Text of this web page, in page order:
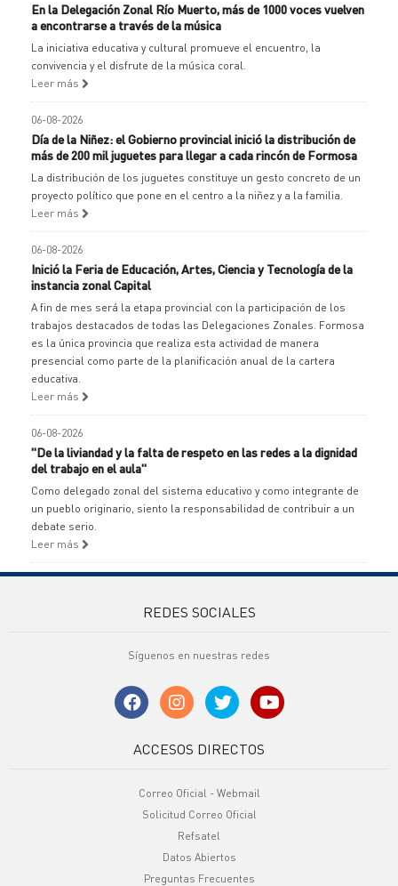
En la Delegación Zonal Río Muerto, más de 1000 voces vuelven
a encontrarse a través de la música
La iniciativa educativa y cultural promueve el encuentro, la
convivencia y el disfrute de la música coral.
Leer más
06-08-2026
Día de la Niñez: el Gobierno provincial inició la distribución de
más de 200 mil juguetes para llegar a cada rincón de Formosa
La distribución de los juguetes constituye un gesto concreto de un
proyecto político que pone en el centro a la niñez y a la familia.
Leer más
06-08-2026
Inició la Feria de Educación, Artes, Ciencia y Tecnología de la
instancia zonal Capital
A fin de mes será la etapa provincial con la participación de los
trabajos destacados de todas las Delegaciones Zonales. Formosa
es la única provincia que realiza esta actividad de manera
presencial como parte de la planificación anual de la cartera
educativa.
Leer más
06-08-2026
"De la liviandad y la falta de respeto en las redes a la dignidad
del trabajo en el aula"
Como delegado zonal del sistema educativo y como integrante de
un pueblo originario, siento la responsabilidad de contribuir a un
debate serio.
Leer más
REDES SOCIALES
Síguenos en nuestras redes
ACCESOS DIRECTOS
Correo Oficial - Webmail
Solicitud Correo Oficial
Refsatel
Datos Abiertos
Preguntas Frecuentes